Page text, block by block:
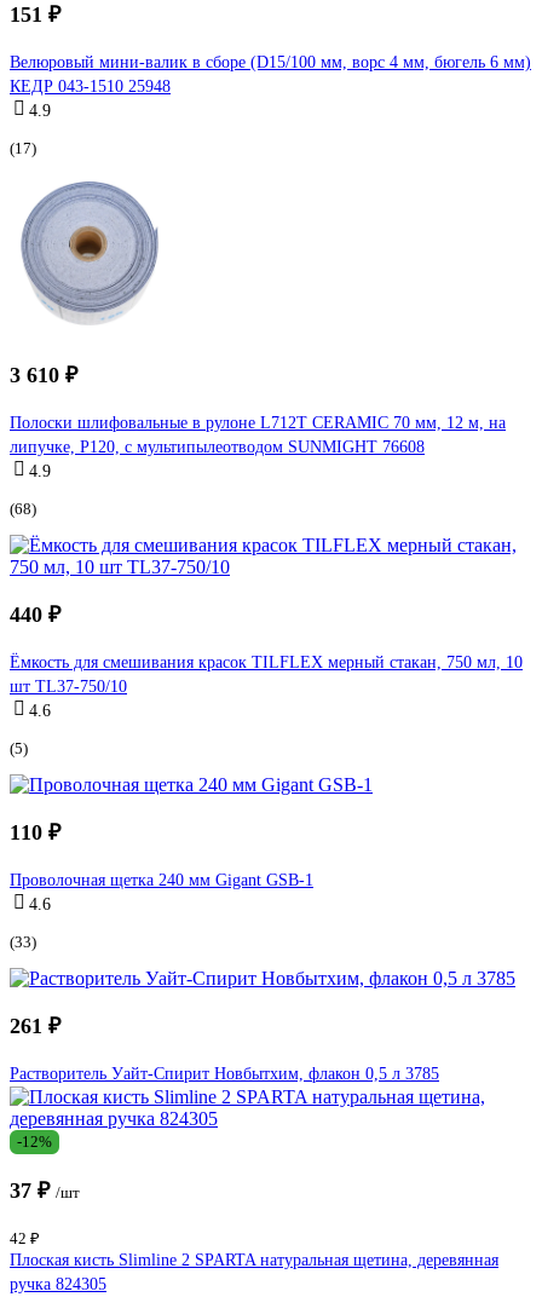
151 ₽
Велюровый мини-валик в сборе (D15/100 мм, ворс 4 мм, бюгель 6 мм)
КЕДР 043-1510 25948
4.9
(17)
3 610 ₽
Полоски шлифовальные в рулоне L712T CERAMIC 70 мм, 12 м, на
липучке, P120, с мультипылеотводом SUNMIGHT 76608
4.9
(68)
440 ₽
Ёмкость для смешивания красок TILFLEX мерный стакан, 750 мл, 10
шт TL37-750/10
4.6
(5)
110 ₽
Проволочная щетка 240 мм Gigant GSB-1
4.6
(33)
261 ₽
Растворитель Уайт-Спирит Новбытхим, флакон 0,5 л 3785
-12%
37 ₽ /шт
42 ₽
Плоская кисть Slimline 2 SPARTA натуральная щетина, деревянная
ручка 824305